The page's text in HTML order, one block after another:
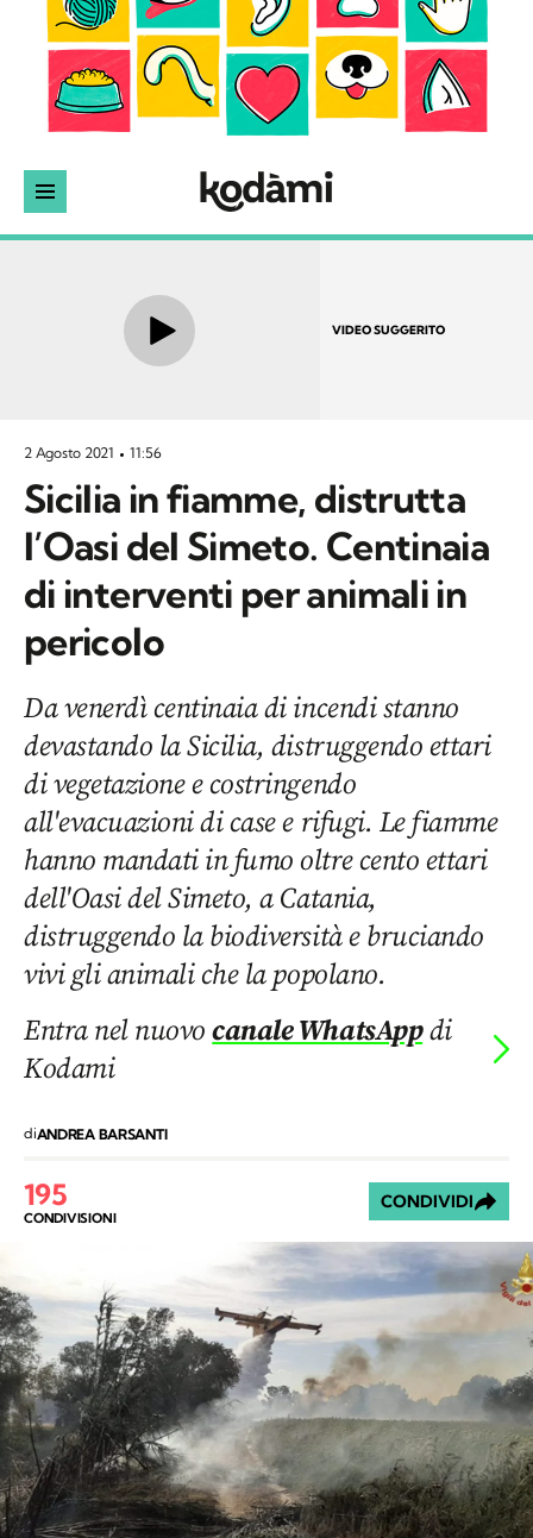
VIDEO SUGGERITO
2 Agosto 2021 11:56
Sicilia in fiamme, distrutta
l’Oasi del Simeto. Centinaia
di interventi per animali in
pericolo
Da venerdì centinaia di incendi stanno
devastando la Sicilia, distruggendo ettari
di vegetazione e costringendo
all'evacuazioni di case e rifugi. Le fiamme
hanno mandati in fumo oltre cento ettari
dell'Oasi del Simeto, a Catania,
distruggendo la biodiversità e bruciando
vivi gli animali che la popolano.
Entra nel nuovocanale WhatsAppdi
Kodami
diANDREA BARSANTI
195
CONDIVISIONI
CONDIVIDI